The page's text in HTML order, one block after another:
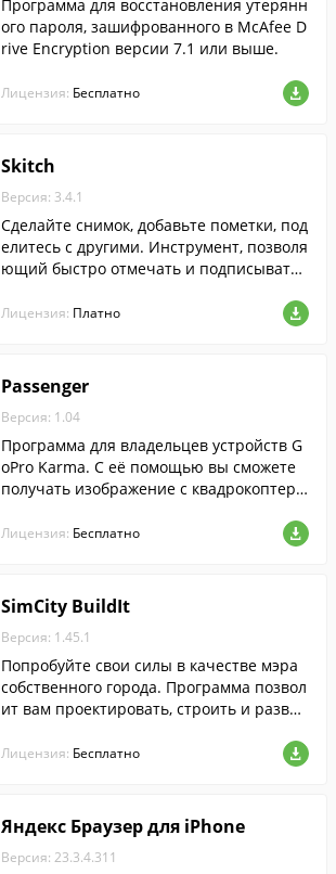
Программа для восстановления утерянн
ого пароля, зашифрованного в McAfee D
rive Encryption версии 7.1 или выше.
Лицензия: Бесплатно
Skitch
Версия: 3.4.1
Сделайте снимок, добавьте пометки, под
елитесь с другими. Инструмент, позволя
ющий быстро отмечать и подписывать
м, данная программа станет идеальным
помощником как в общении с друзьями
работе.
Лицензия: Платно
Passenger
Версия: 1.04
Программа для владельцев устройств G
oPro Karma. С её помощью вы сможете
получать изображение с квадрокоптера
аленно управлять камерой во время по
Лицензия: Бесплатно
SimCity BuildIt
Версия: 1.45.1
Попробуйте свои силы в качестве мэра
собственного города. Программа позвол
ит вам проектировать, строить и развив
счастливым.
Лицензия: Бесплатно
Яндекс Браузер для iPhone
Версия: 23.3.4.311